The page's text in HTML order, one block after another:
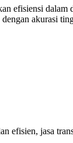
efisiensi
akurasi
efisien, jasa